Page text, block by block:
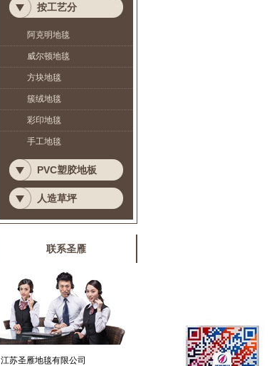
按工艺分
阿克明地毯
威尔顿地毯
方块地毯
簇绒地毯
彩印地毯
手工地毯
PVC塑胶地板
人造草坪
联系圣雁
江苏圣雁地毯有限公司